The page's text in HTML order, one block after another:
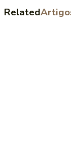
Related